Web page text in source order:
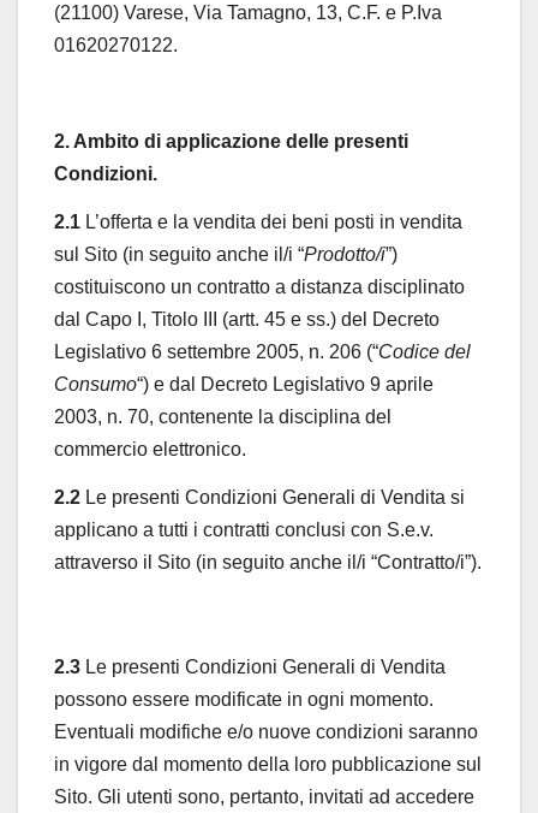
(21100) Varese, Via Tamagno, 13, C.F. e P.Iva
01620270122.
2. Ambito di applicazione delle presenti
Condizioni.
2.1 L’offerta e la vendita dei beni posti in vendita
sul Sito (in seguito anche il/i “Prodotto/i”)
costituiscono un contratto a distanza disciplinato
dal Capo I, Titolo III (artt. 45 e ss.) del Decreto
Legislativo 6 settembre 2005, n. 206 (“Codice del
Consumo“) e dal Decreto Legislativo 9 aprile
2003, n. 70, contenente la disciplina del
commercio elettronico.
2.2 Le presenti Condizioni Generali di Vendita si
applicano a tutti i contratti conclusi con S.e.v.
attraverso il Sito (in seguito anche il/i “Contratto/i”).
2.3 Le presenti Condizioni Generali di Vendita
possono essere modificate in ogni momento.
Eventuali modifiche e/o nuove condizioni saranno
in vigore dal momento della loro pubblicazione sul
Sito. Gli utenti sono, pertanto, invitati ad accedere